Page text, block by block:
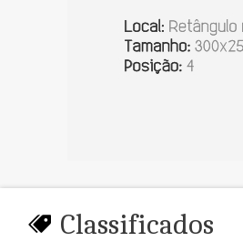
Classificados